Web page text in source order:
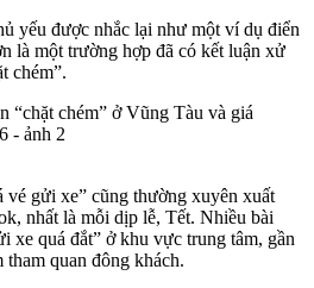
yếu được nhắc lại như một ví dụ điển
là một trường hợp đã có kết luận xử
chém”.
gửi xe” cũng thường xuyên xuất
nhất là mỗi dịp lễ, Tết. Nhiều bài
xe quá đắt” ở khu vực trung tâm, gần
tham quan đông khách.